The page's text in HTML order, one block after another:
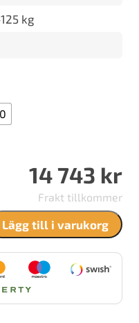
kg
14 743 kr
Frakt tillkommer
Lägg till i varukorg